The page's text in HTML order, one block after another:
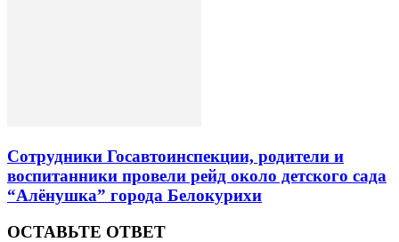
Сотрудники Госавтоинспекции, родители и
воспитанники провели рейд около детского сада
“Алёнушка” города Белокурихи
ОСТАВЬТЕ ОТВЕТ